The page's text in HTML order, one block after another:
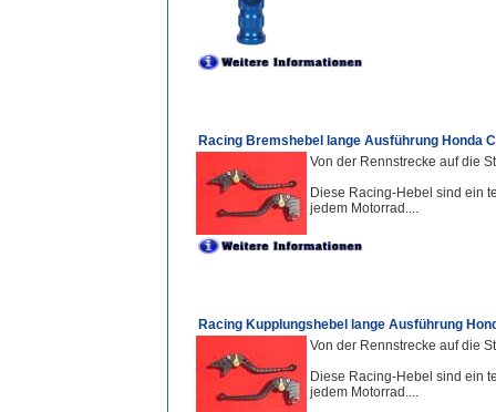
Racing Bremshebel lange Ausführung Honda
Von der Rennstrecke auf die
Diese Racing-Hebel sind ein
jedem Motorrad....
Racing Kupplungshebel lange Ausführung
Von der Rennstrecke auf die
Diese Racing-Hebel sind ein
jedem Motorrad....